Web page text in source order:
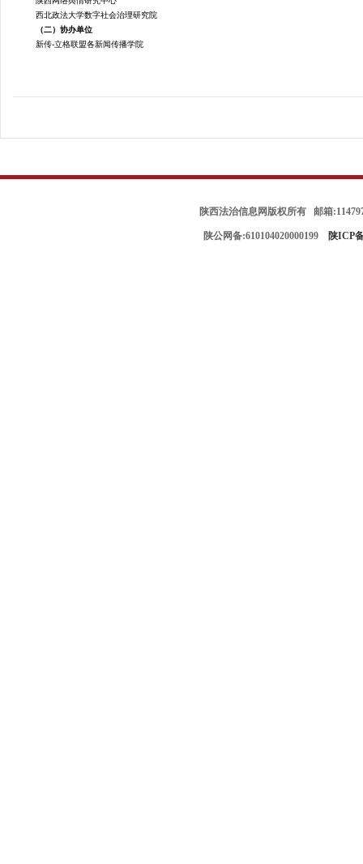
西北政法大学数字社会治理研究院
（二）协办单位
新传-立格联盟各新闻传播学院
陕西法治信息网版权所有 邮箱
陕公网备:610104020000199 陕ICP